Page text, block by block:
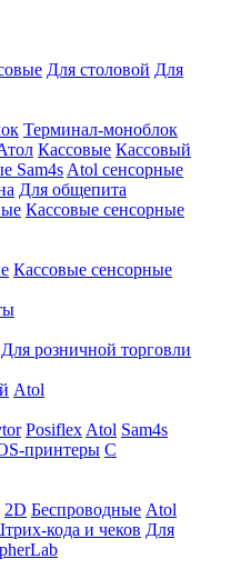
Для столовой Для
Терминал-моноблок
Кассовые Кассовый
Sam4s Atol сенсорные
Для общепита
Кассовые сенсорные
Кассовые сенсорные
Для розничной торговли
Atol
Posiflex Atol Sam4s
принтеры С
2D Беспроводные Atol
кода и чеков Для